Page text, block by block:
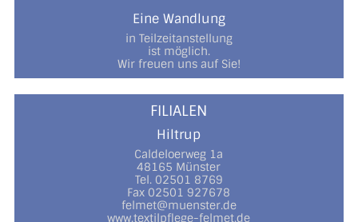
Eine Wandlung
in Teilzeitanstellung
ist möglich.
Wir freuen uns auf Sie!
FILIALEN
Hiltrup
Caldeloerweg 1a
48165 Münster
Tel. 02501 8769
Fax 02501 927678
felmet@muenster.de
www.textilpflege-felmet.de